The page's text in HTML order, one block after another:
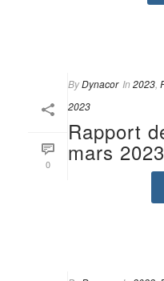
0
ByDynacor In 2023
2023
Rapport
mars 2023